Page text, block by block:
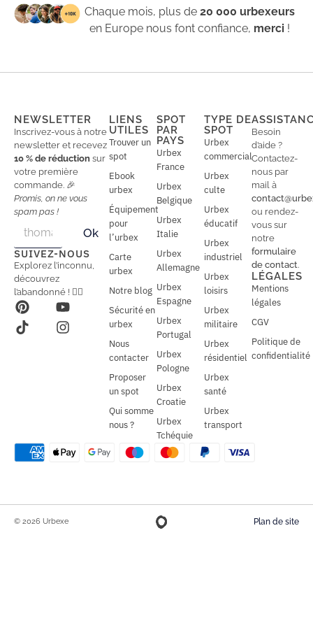
Chaque mois, plus de20 000 urbexeurs
en Europe nous font confiance, merci !
NEWSLETTER
Inscrivez-vous à notre
newsletter et recevez
10 % de réduction sur
votre première
commande. 🎉
Promis, on ne vous
spam pas !
a
i
l
a
i
l
*
Ok
SUIVEZ-NOUS
Explorez l’inconnu,
découvrez
l’abandonné ! 🕵️‍♂️
LIENS
UTILES
Trouver un
spot
Ebook
urbex
Équipement
pour
l’urbex
Carte
urbex
Notre blog
Sécurité en
urbex
Nous
contacter
Proposer
un spot
Qui somme
nous ?
SPOT
PAR
PAYS
Urbex
France
Urbex
Belgique
Urbex
Italie
Urbex
Allemagne
Urbex
Espagne
Urbex
Portugal
Urbex
Pologne
Urbex
Croatie
Urbex
Tchéquie
TYPE DE
SPOT
Urbex
commercial
Urbex
culte
Urbex
éducatif
Urbex
industriel
Urbex
loisirs
Urbex
militaire
Urbex
résidentiel
Urbex
santé
Urbex
transport
Besoin
d’aide ?
Contactez-
nous par
mail à
ou rendez-
vous sur
notre
formulaire
de contact.
LÉGALES
Mentions
légales
CGV
Politique de
confidentialité
© 2026 Urbexe Plan de site